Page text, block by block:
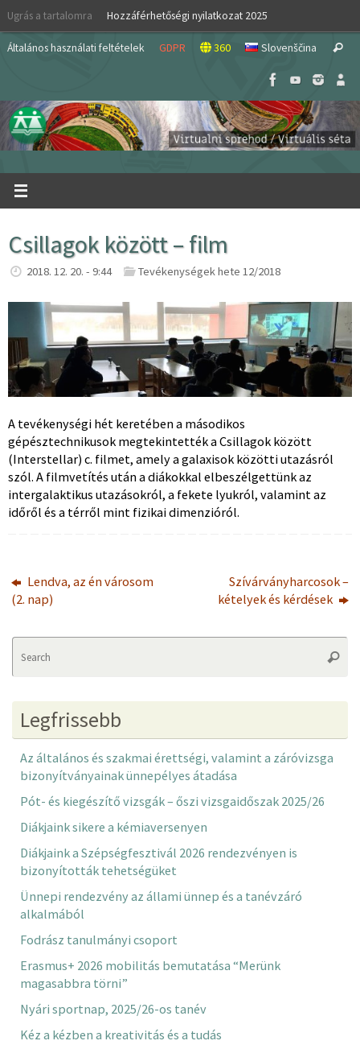
Skip
content
Ugrás a tartalomra Hozzáférhetőségi nyilatkozat 2025
Általános használati feltételek GDPR 360 Slovenščina Search
Csillagok között – film
2018. 12. 20. - 9:44 Tevékenységek hete 12/2018
A tevékenységi hét keretében a másodikos
gépésztechnikusok megtekintették a Csillagok között
(Interstellar) c. filmet, amely a galaxisok közötti utazásról
szól. A filmvetítés után a diákokkal elbeszélgettünk az
intergalaktikus utazásokról, a fekete lyukról, valamint az
időről és a térről mint fizikai dimenzióról.
Lendva, az én városom
(2. nap)
Szívárványharcosok –
kételyek és kérdések
Legfrissebb
Az általános és szakmai érettségi, valamint a záróvizsga
bizonyítványainak ünnepélyes átadása
Pót- és kiegészítő vizsgák – őszi vizsgaidőszak 2025/26
Diákjaink sikere a kémiaversenyen
Diákjaink a Szépségfesztivál 2026 rendezvényen is
bizonyították tehetségüket
Ünnepi rendezvény az állami ünnep és a tanévzáró
alkalmából
Fodrász tanulmányi csoport
Erasmus+ 2026 mobilitás bemutatása “Merünk
magasabbra törni”
Nyári sportnap, 2025/26-os tanév
Kéz a kézben a kreativitás és a tudás